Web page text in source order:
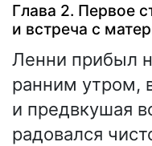
Глава 2. Первое
и встреча с
Ленни прибыл
ранним утром,
и предвкушая
радовался